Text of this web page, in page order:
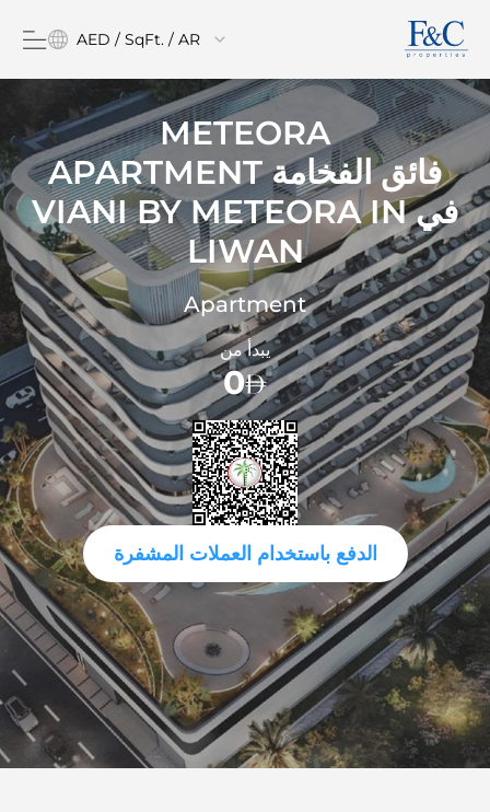
AED / SqFt. / AR
METEORA
فائق الفخامة APARTMENT
فيVIANI BY METEORA IN
LIWAN
Apartment
يبدأ من
0
الدفع باستخدام العملات المشفرة